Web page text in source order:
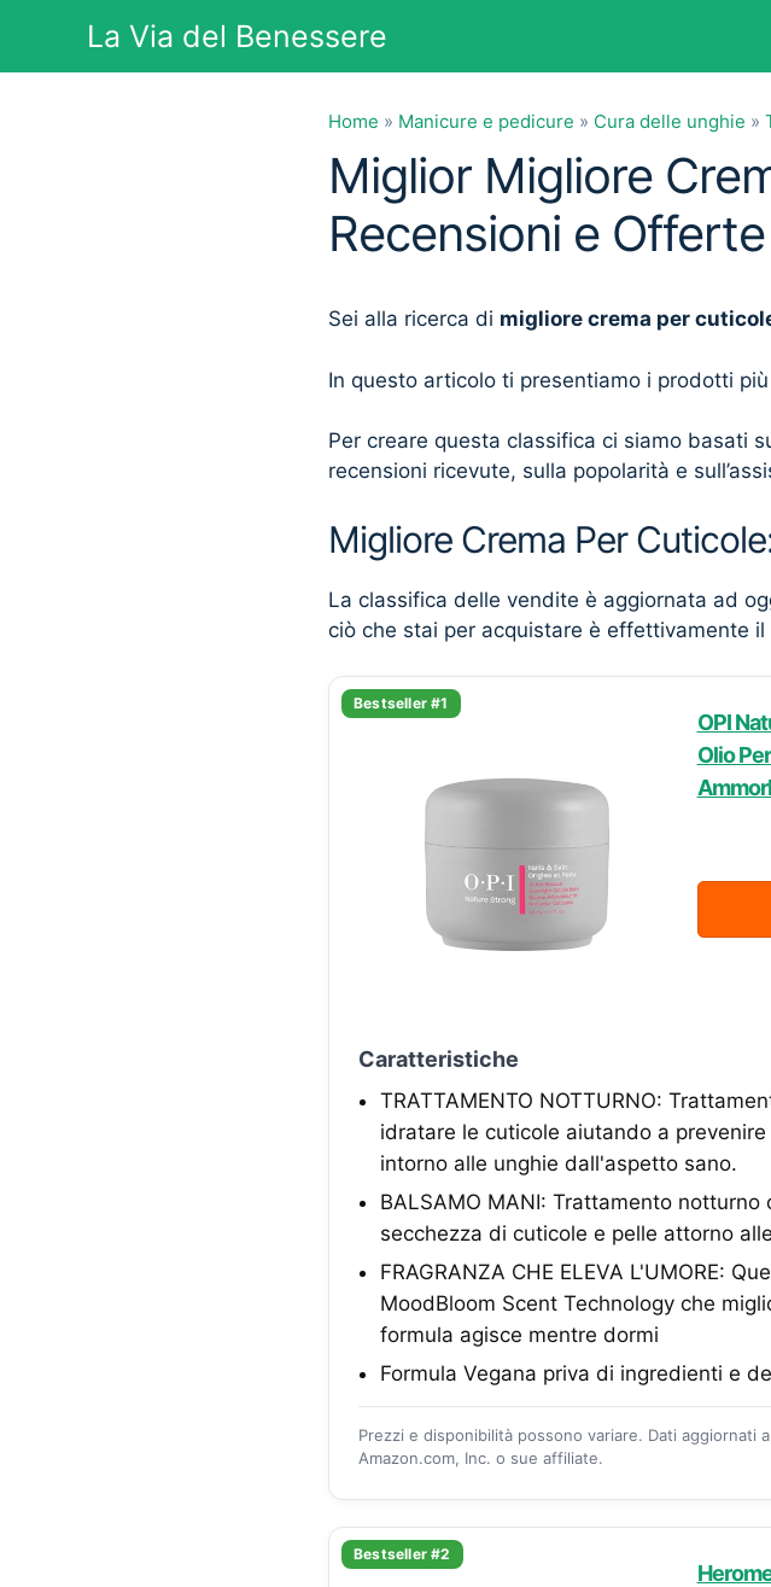
contenuto
La Via del Benessere
Home » Manicure e pedicure » Cura delle unghie »
Miglior Migliore
Recensioni e
Sei alla ricerca di migliore crema per
In questo articolo ti presentiamo i prodotti
Per creare questa classifica ci siamo basati
recensioni ricevute, sulla popolarità e
Migliore Crema Per
La classifica delle vendite è aggiornata ad
ciò che stai per acquistare è effettivamente
Bestseller #1
OPI
Olio
Caratteristiche
TRATTAMENTO NOTTURNO:
idratare le cuticole aiutando a
intorno alle unghie dall'aspetto sano.
BALSAMO MANI: Trattamento
secchezza di cuticole e pelle attorno
FRAGRANZA CHE ELEVA L'UMORE:
MoodBloom Scent Technology che
formula agisce mentre dormi
Formula Vegana priva di ingredienti e
Prezzi e disponibilità possono variare. Dati aggiornati
Amazon.com, Inc. o sue affiliate.
Bestseller #2